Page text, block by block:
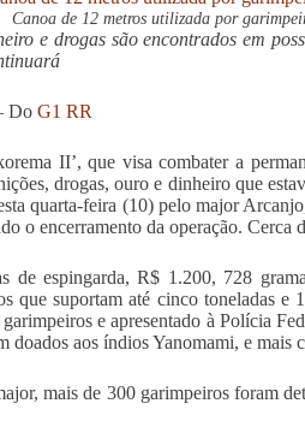
Canoa de 12 metros utilizada por
e drogas são encontrados em
Do G1 RR
II’, que visa combater a
drogas, ouro e dinheiro que
quarta-feira (10) pelo major
o encerramento da operação. Cerca
de espingarda, R$ 1.200, 728
que suportam até cinco toneladas
e apresentado à Polícia
doados aos índios Yanomami, e
mais de 300 garimpeiros foram